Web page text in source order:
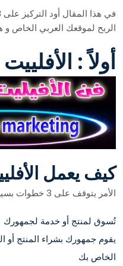
الربح لموقعك العربي الخاص و
أولاً :
كيف يعمل
الأمر يتوقف على 3 خطوات بسيطة جداً
تُسوق لمنتج أو خدمة لجمهورك
يقوم جمهورك بشراء المنتج أو
الخاص بك